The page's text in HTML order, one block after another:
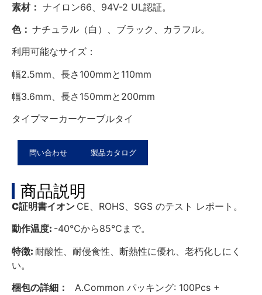
素材： ナイロン66、94V-2 UL認証。
色： ナチュラル（白）、ブラック、カラフル。
利用可能なサイズ：
幅2.5mm、長さ100mmと110mm
幅3.6mm、長さ150mmと200mm
タイプマーカーケーブルタイ
問い合わせ 製品カタログ
商品説明
C証明書イオン CE、ROHS、SGS のテスト レポート。
動作温度: -40℃から85℃まで。
特徴: 耐酸性、耐侵食性、断熱性に優れ、老朽化しにく
い。
梱包の詳細： A.Common パッキング: 100Pcs +